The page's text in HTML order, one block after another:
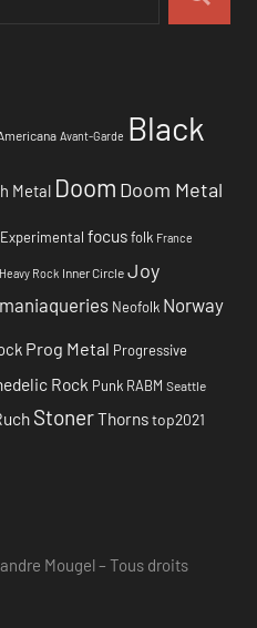
Avant-Garde Black
Metal Doom Doom Metal
Experimental focusfolk France
Heavy Rock Inner Circle Joy
Neofolk Norway
Prog Metal Progressive
Rock Punk RABM Seattle
StonerThornstop2021
Mougel – Tous droits